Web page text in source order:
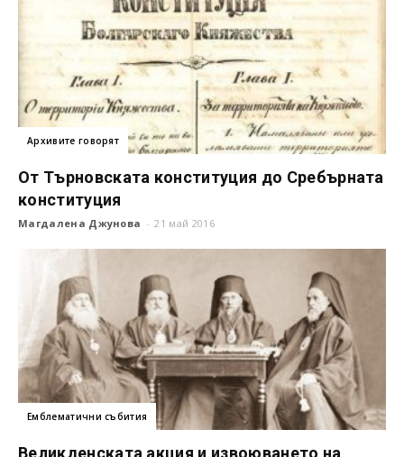
Архивите говорят
От Търновската конституция до Сребърната
конституция
Магдалена Джунова - 21 май 2016
Емблематични събития